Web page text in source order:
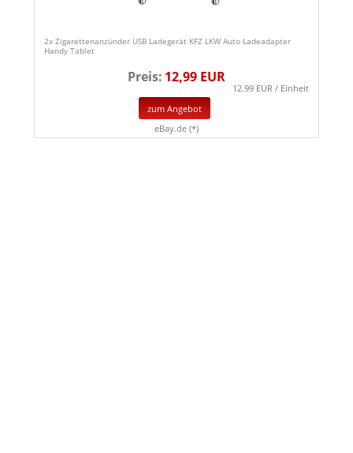
2x Zigarettenanzünder USB Ladegerät KFZ LKW Auto Ladeadapter
Handy Tablet
Preis: 12,99 EUR
12.99 EUR / Einheit
zum Angebot
eBay.de (*)